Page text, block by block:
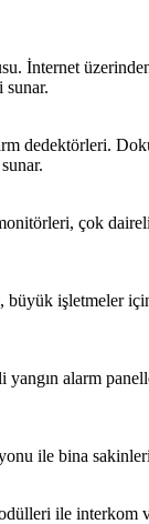
İnternet
sunar.
dedektörleri.
çok
işletmeler
alarm
ile bina
ile